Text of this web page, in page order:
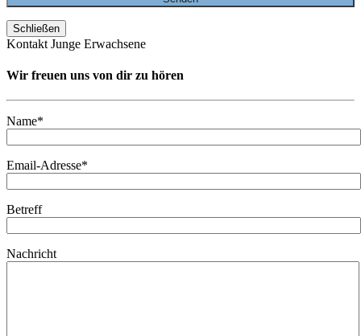
Schließen
Kontakt Junge Erwachsene
Wir freuen uns von dir zu hören
Name*
Email-Adresse*
Betreff
Nachricht